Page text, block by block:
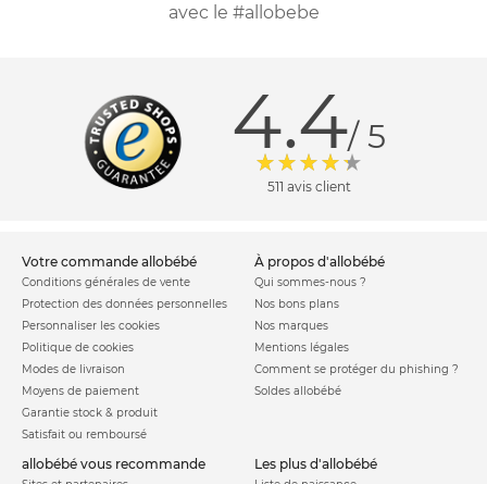
avec le #allobebe
4.4/ 5
511 avis client
votre commande allobébé
Conditions générales de vente
Protection des données personnelles
Personnaliser les cookies
Politique de cookies
Modes de livraison
Moyens de paiement
Garantie stock & produit
Satisfait ou remboursé
à propos d'allobébé
Qui sommes-nous ?
Nos bons plans
Nos marques
Mentions légales
Comment se protéger du phishing ?
Soldes allobébé
allobébé vous recommande les plus d'allobébé